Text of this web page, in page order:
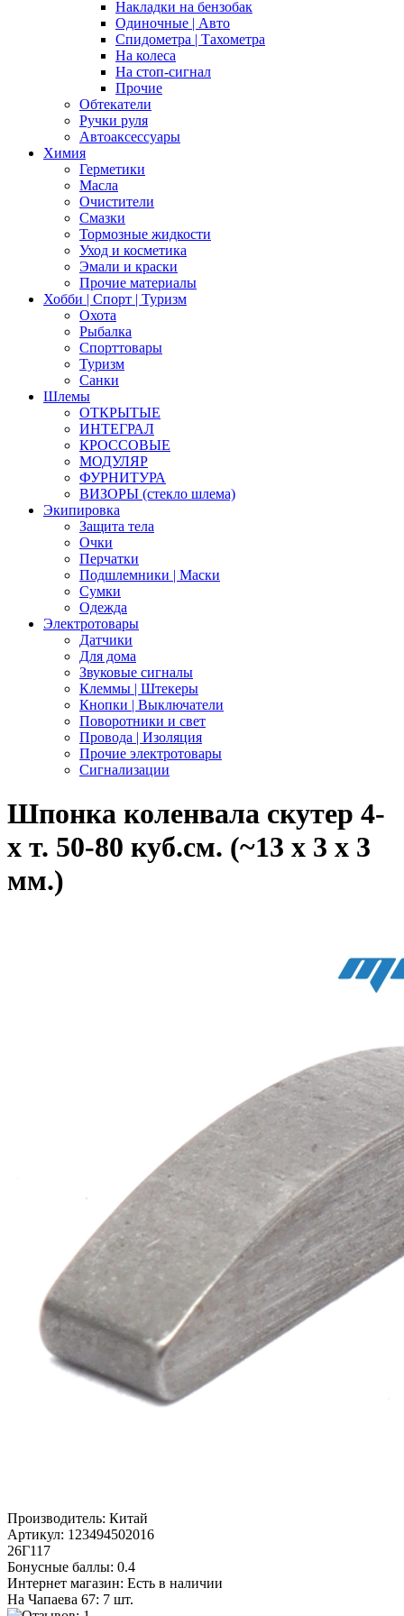
Накладки на бензобак
Одиночные | Авто
Спидометра | Тахометра
На колеса
На стоп-сигнал
Прочие
Обтекатели
Ручки руля
Автоаксессуары
Химия
Герметики
Масла
Очистители
Смазки
Тормозные жидкости
Уход и косметика
Эмали и краски
Прочие материалы
Хобби | Cпорт | Туризм
Охота
Рыбалка
Спорттовары
Туризм
Санки
Шлемы
ОТКРЫТЫЕ
ИНТЕГРАЛ
КРОССОВЫЕ
МОДУЛЯР
ФУРНИТУРА
ВИЗОРЫ (стекло шлема)
Экипировка
Защита тела
Очки
Перчатки
Подшлемники | Маски
Сумки
Одежда
Электротовары
Датчики
Для дома
Звуковые сигналы
Клеммы | Штекеры
Кнопки | Выключатели
Поворотники и свет
Провода | Изоляция
Прочие электротовары
Сигнализации
Шпонка коленвала скутер 4-
х т. 50-80 куб.см. (~13 x 3 x 3
мм.)
Производитель: Китай
Артикул: 123494502016
26Г117
Бонусные баллы: 0.4
Интернет магазин: Есть в наличии
На Чапаева 67: 7 шт.